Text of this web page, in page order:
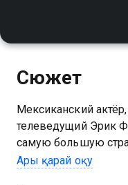
Сюжет
Мексиканский
телеведущий Эрик
самую большую
процессе
Ары қарай оқу